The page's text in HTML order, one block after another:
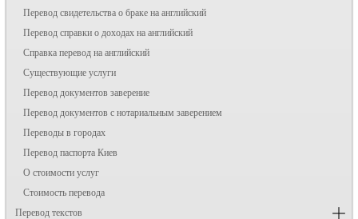
Перевод свидетельства о браке на английский
Перевод справки о доходах на английский
Справка перевод на английский
Существующие услуги
Перевод документов заверение
Перевод документов с нотариальным заверением
Переводы в городах
Перевод паспорта Киев
О стоимости услуг
Стоимость перевода
Перевод текстов